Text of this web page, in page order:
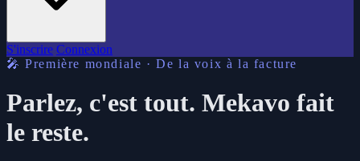
S'inscrire Connexion
🎤 Première mondiale · De la voix à la facture
Parlez, c'est tout. Mekavo fait
le reste.